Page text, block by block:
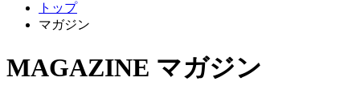
トップ
マガジン
MAGAZINE マガジン